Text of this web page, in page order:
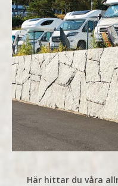
Här hittar du våra